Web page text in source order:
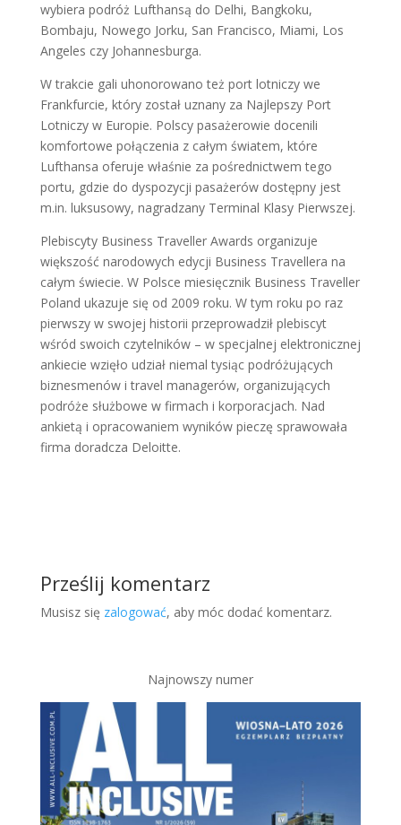
wybiera podróż Lufthansą do Delhi, Bangkoku,
Bombaju, Nowego Jorku, San Francisco, Miami, Los
Angeles czy Johannesburga.
W trakcie gali uhonorowano też port lotniczy we
Frankfurcie, który został uznany za Najlepszy Port
Lotniczy w Europie. Polscy pasażerowie docenili
komfortowe połączenia z całym światem, które
Lufthansa oferuje właśnie za pośrednictwem tego
portu, gdzie do dyspozycji pasażerów dostępny jest
m.in. luksusowy, nagradzany Terminal Klasy Pierwszej.
Plebiscyty Business Traveller Awards organizuje
większość narodowych edycji Business Travellera na
całym świecie. W Polsce miesięcznik Business Traveller
Poland ukazuje się od 2009 roku. W tym roku po raz
pierwszy w swojej historii przeprowadził plebiscyt
wśród swoich czytelników – w specjalnej elektronicznej
ankiecie wzięło udział niemal tysiąc podróżujących
biznesmenów i travel managerów, organizujących
podróże służbowe w firmach i korporacjach. Nad
ankietą i opracowaniem wyników pieczę sprawowała
firma doradcza Deloitte.
Prześlij komentarz
Musisz się zalogować, aby móc dodać komentarz.
Najnowszy numer